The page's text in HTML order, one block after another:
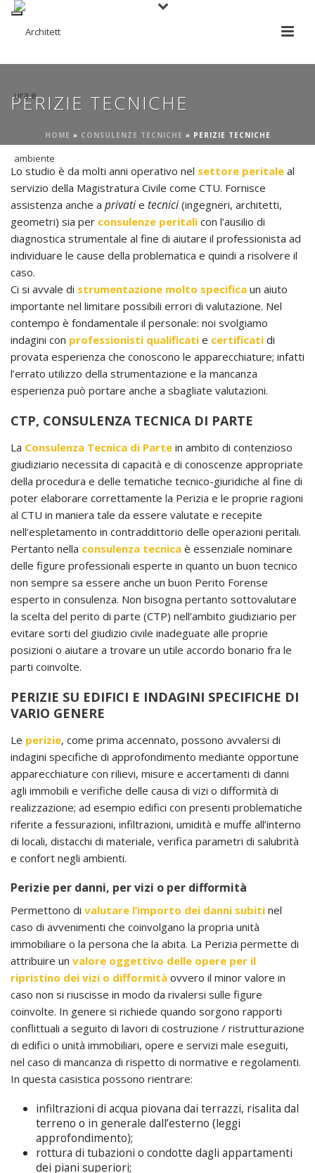
PERIZIE TECNICHE
HOME » CONSULENZE TECNICHE » PERIZIE TECNICHE
Lo studio è da molti anni operativo nel settore peritale al
servizio della Magistratura Civile come CTU. Fornisce
assistenza anche a privati e tecnici (ingegneri, architetti,
geometri) sia per consulenze peritali con l’ausilio di
diagnostica strumentale al fine di aiutare il professionista ad
individuare le cause della problematica e quindi a risolvere il
caso.
Ci si avvale di strumentazione molto specifica un aiuto
importante nel limitare possibili errori di valutazione. Nel
contempo è fondamentale il personale: noi svolgiamo
indagini con professionisti qualificati e certificati di
provata esperienza che conoscono le apparecchiature; infatti
l’errato utilizzo della strumentazione e la mancanza
esperienza può portare anche a sbagliate valutazioni.
CTP, CONSULENZA TECNICA DI PARTE
La Consulenza Tecnica di Parte in ambito di contenzioso
giudiziario necessita di capacità e di conoscenze appropriate
della procedura e delle tematiche tecnico-giuridiche al fine di
poter elaborare correttamente la Perizia e le proprie ragioni
al CTU in maniera tale da essere valutate e recepite
nell’espletamento in contraddittorio delle operazioni peritali.
Pertanto nella consulenza tecnica è essenziale nominare
delle figure professionali esperte in quanto un buon tecnico
non sempre sa essere anche un buon Perito Forense
esperto in consulenza. Non bisogna pertanto sottovalutare
la scelta del perito di parte (CTP) nell’ambito giudiziario per
evitare sorti del giudizio civile inadeguate alle proprie
posizioni o aiutare a trovare un utile accordo bonario fra le
parti coinvolte.
PERIZIE SU EDIFICI E INDAGINI SPECIFICHE DI
VARIO GENERE
Le perizie, come prima accennato, possono avvalersi di
indagini specifiche di approfondimento mediante opportune
apparecchiature con rilievi, misure e accertamenti di danni
agli immobili e verifiche delle causa di vizi o difformità di
realizzazione; ad esempio edifici con presenti problematiche
riferite a fessurazioni, infiltrazioni, umidità e muffe all’interno
di locali, distacchi di materiale, verifica parametri di salubrità
e confort negli ambienti.
Perizie per danni, per vizi o per difformità
Permettono di valutare l’importo dei danni subiti nel
caso di avvenimenti che coinvolgano la propria unità
immobiliare o la persona che la abita. La Perizia permette di
attribuire un valore oggettivo delle opere per il
ripristino dei vizi o difformità ovvero il minor valore in
caso non si riuscisse in modo da rivalersi sulle figure
coinvolte. In genere si richiede quando sorgono rapporti
conflittuali a seguito di lavori di costruzione / ristrutturazione
di edifici o unità immobiliari, opere e servizi male eseguiti,
nel caso di mancanza di rispetto di normative e regolamenti.
In questa casistica possono rientrare:
infiltrazioni di acqua piovana dai terrazzi, risalita dal
terreno o in generale dall’esterno (leggi
approfondimento);
rottura di tubazioni o condotte dagli appartamenti
dei piani superiori;